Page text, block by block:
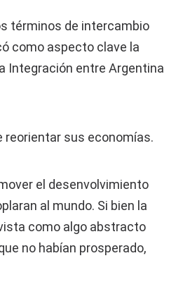
términos de intercambio
como aspecto clave la
Integración entre Argentina
sus economías.
el desenvolvimiento
al mundo. Si bien la
como algo abstracto
no habían prosperado,